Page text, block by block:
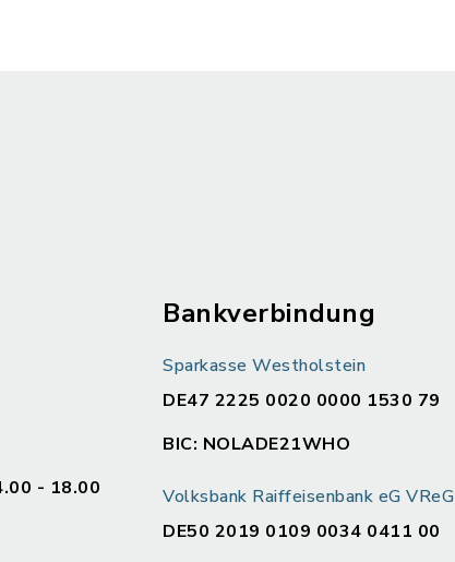
- 18.00
Bankverbindung
Sparkasse Westholstein
DE47 2225 0020 0000 1530 79
BIC: NOLADE21WHO
Volksbank Raiffeisenbank eG VReG
DE50 2019 0109 0034 0411 00